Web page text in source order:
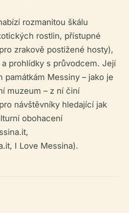
rozmanitou škálu
rostlin, přístupné
zrakově postižené hosty),
prohlídky s průvodcem. Její
památkám Messiny – jako je
muzeum – z ní činí
návštěvníky hledající jak
obohacení
I Love Messina).